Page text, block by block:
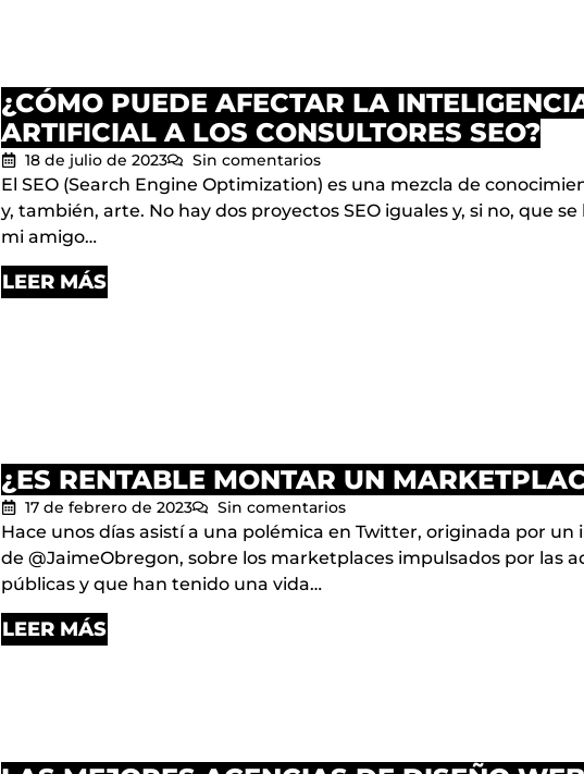
¿CÓMO PUEDE AFECTAR LA
ARTIFICIAL A LOS CONSULTORES SEO?
18 de julio de 2023 Sin comentarios
El SEO (Search Engine Optimization) es una mezcla de
y, también, arte. No hay dos proyectos SEO iguales y, si no, que
mi amigo…
LEER MÁS
¿ES RENTABLE MONTAR UN
17 de febrero de 2023 Sin comentarios
Hace unos días asistí a una polémica en Twitter, originada por
de @JaimeObregon, sobre los marketplaces impulsados por las
públicas y que han tenido una vida…
LEER MÁS